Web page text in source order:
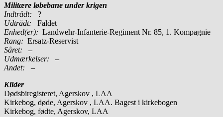
Militære løbebane under krigen
Indtrådt: ?
Udtrådt: Faldet
Enhed(er): Landwehr-Infanterie-Regiment Nr. 85, 1. Kompagnie
Rang: Ersatz-Reservist
Såret: –
Udmærkelser: –
Andet: –
Kilder
Dødsbiregisteret, Agerskov , LAA
Kirkebog, døde, Agerskov , LAA. Bagest i kirkebogen
Kirkebog, fødte, Agerskov, LAA